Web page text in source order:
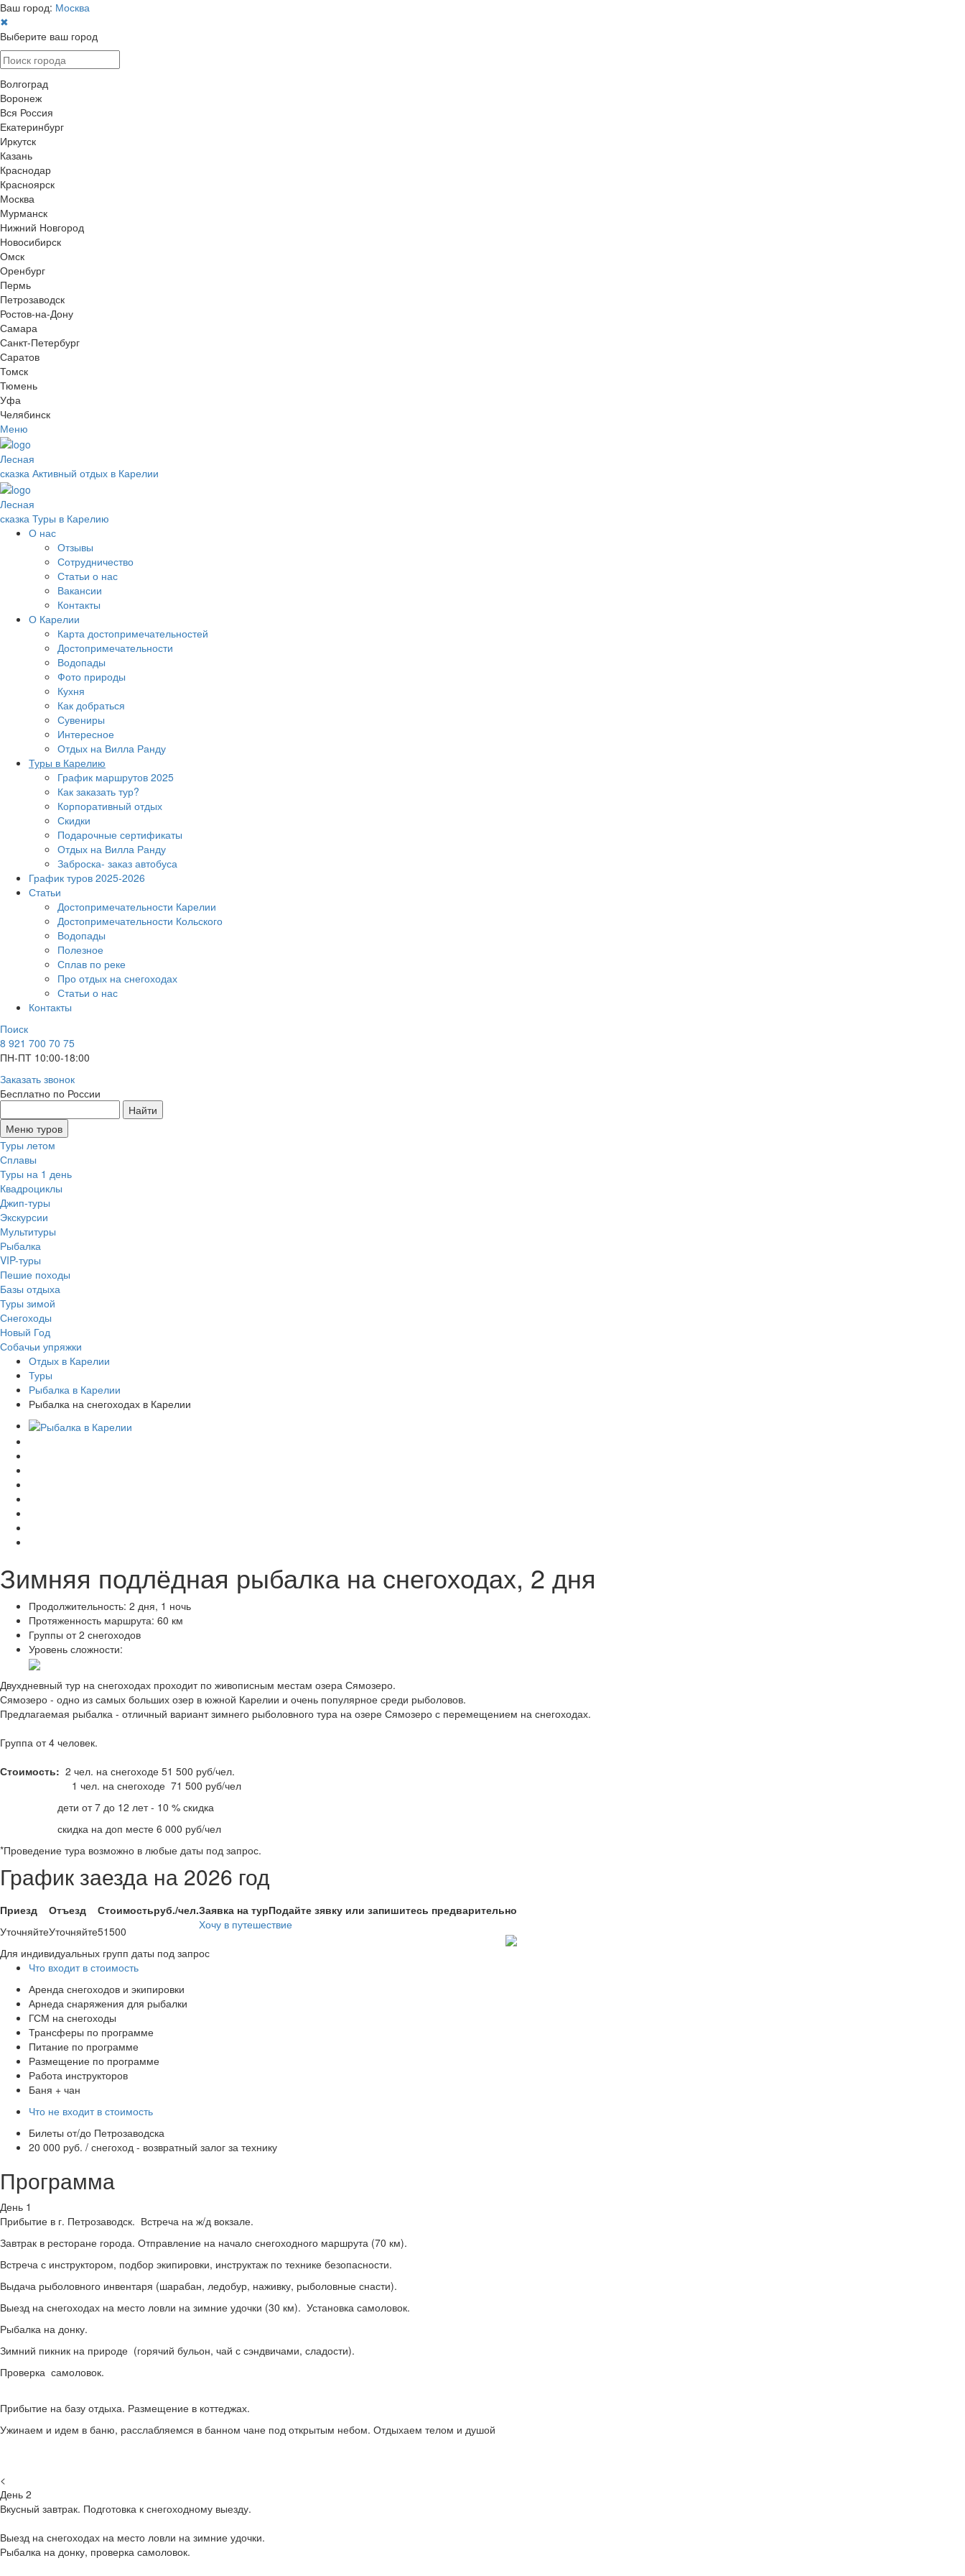
Ваш город: Москва
✖
Выберите ваш город
Волгоград
Воронеж
Вся Россия
Екатеринбург
Иркутск
Казань
Краснодар
Красноярск
Москва
Мурманск
Нижний Новгород
Новосибирск
Омск
Оренбург
Пермь
Петрозаводск
Ростов-на-Дону
Самара
Санкт-Петербург
Саратов
Томск
Тюмень
Уфа
Челябинск
Меню
Лесная
сказка Активный отдых в Карелии
Лесная
сказка Туры в Карелию
О нас
Отзывы
Сотрудничество
Статьи о нас
Вакансии
Контакты
О Карелии
Карта достопримечательностей
Достопримечательности
Водопады
Фото природы
Кухня
Как добраться
Сувениры
Интересное
Отдых на Вилла Ранду
Туры в Карелию
График маршрутов 2025
Как заказать тур?
Корпоративный отдых
Скидки
Подарочные сертификаты
Отдых на Вилла Ранду
Заброска- заказ автобуса
График туров 2025-2026
Статьи
Достопримечательности Карелии
Достопримечательности Кольского
Водопады
Полезное
Сплав по реке
Про отдых на снегоходах
Статьи о нас
Контакты
Поиск
8 921 700 70 75
ПН-ПТ 10:00-18:00
Заказать звонок
Бесплатно по России
Найти
Меню туров
Туры летом
Сплавы
Туры на 1 день
Квадроциклы
Джип-туры
Экскурсии
Мультитуры
Рыбалка
VIP-туры
Пешие походы
Базы отдыха
Туры зимой
Снегоходы
Новый Год
Собачьи упряжки
Отдых в Карелии
Туры
Рыбалка в Карелии
Рыбалка на снегоходах в Карелии
Зимняя подлёдная рыбалка на снегоходах, 2 дня
Продолжительность: 2 дня, 1 ночь
Протяженность маршрута: 60 км
Группы от 2 снегоходов
Уровень сложности:
Двухдневный тур на снегоходах проходит по живописным местам озера Сямозеро.
Сямозеро - одно из самых больших озер в южной Карелии и очень популярное среди рыболовов.
Предлагаемая рыбалка - отличный вариант зимнего рыболовного тура на озере Сямозеро с перемещением на снегоходах.
Группа от 4 человек.
Стоимость: 2 чел. на снегоходе 51 500 руб/чел.
1 чел. на снегоходе 71 500 руб/чел
дети от 7 до 12 лет - 10 % скидка
скидка на доп месте 6 000 руб/чел
*Проведение тура возможно в любые даты под запрос.
График заезда на 2026 год
Приезд Отъезд Стоимостьруб./чел.Заявка на турПодайте зявку или запишитесь предварительно
УточняйтеУточняйте51500
Хочу в путешествие
Для индивидуальных групп даты под запрос
Что входит в стоимость
Аренда снегоходов и экипировки
Арнеда снаряжения для рыбалки
ГСМ на снегоходы
Трансферы по программе
Питание по программе
Размещение по программе
Работа инструкторов
Баня + чан
Что не входит в стоимость
Билеты от/до Петрозаводска
20 000 руб. / снегоход - возвратный залог за технику
Программа
День 1
Прибытие в г. Петрозаводск. Встреча на ж/д вокзале.
Завтрак в ресторане города. Отправление на начало снегоходного маршрута (70 км).
Встреча с инструктором, подбор экипировки, инструктаж по технике безопасности.
Выдача рыболовного инвентаря (шарабан, ледобур, наживку, рыболовные снасти).
Выезд на снегоходах на место ловли на зимние удочки (30 км). Установка самоловок.
Рыбалка на донку.
Зимний пикник на природе (горячий бульон, чай с сэндвичами, сладости).
Проверка самоловок.
Прибытие на базу отдыха. Размещение в коттеджах.
Ужинаем и идем в баню, расслабляемся в банном чане под открытым небом. Отдыхаем телом и душой
<
День 2
Вкусный завтрак. Подготовка к снегоходному выезду.
Выезд на снегоходах на место ловли на зимние удочки.
Рыбалка на донку, проверка самоловок.